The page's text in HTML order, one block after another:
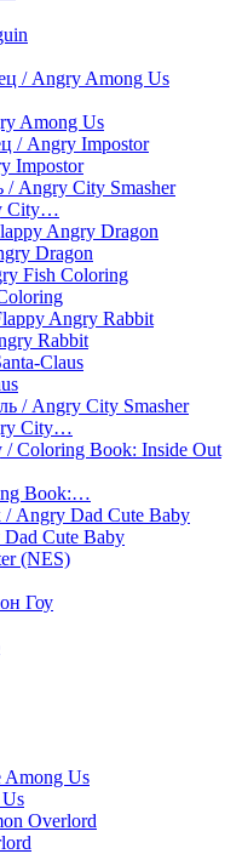
Among Us
Impostor
City…
Dragon
Rabbit
City…
Book:…
Cute Baby